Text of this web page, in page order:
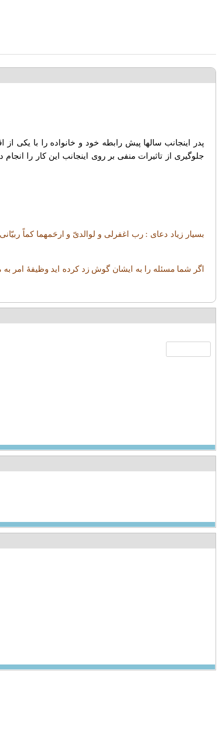
پدر اینجانب سالها پیش رابطه خود و خانواده را با یکی
جلوگیری از تاثیرات منفی بر روی اینجانب این کار را
بسیار زیاد دعای : رب اغفرلی و لوالدیّ و ارحَمهما کماً
اگر شما مسئله را به ایشان گوش زد کرده اید وظیفۀ امر